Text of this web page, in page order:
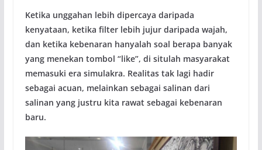
Ketika unggahan lebih dipercaya daripada
kenyataan, ketika filter lebih jujur daripada wajah,
dan ketika kebenaran hanyalah soal berapa banyak
yang menekan tombol “like”, di situlah masyarakat
memasuki era simulakra. Realitas tak lagi hadir
sebagai acuan, melainkan sebagai salinan dari
salinan yang justru kita rawat sebagai kebenaran
baru.